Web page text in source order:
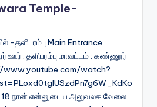
Temple-
-தளிபரம்பு Main Entrance
ஊர் : தளிபரம்பு மாவட்டம் : கண்ணூர்
www.youtube.com/watch?
நான் என்னுடைய அலுவலக வேலை